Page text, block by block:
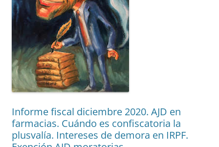
Informe fiscal diciembre 2020. AJD en
farmacias. Cuándo es confiscatoria la
plusvalía. Intereses de demora en IRPF.